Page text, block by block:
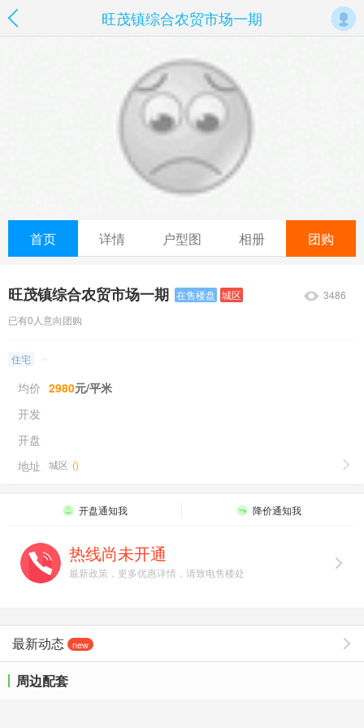
旺茂镇综合农贸市场一期
首页 详情 户型图 相册 团购
3486
旺茂镇综合农贸市场一期 在售楼盘 城区
已有0人意向团购
住宅
均价 2980元/平米
开发
开盘
地址
城区 ()
开盘通知我 降价通知我
热线尚未开通
最新政策，更多优惠详情，请致电售楼处
最新动态 new
周边配套